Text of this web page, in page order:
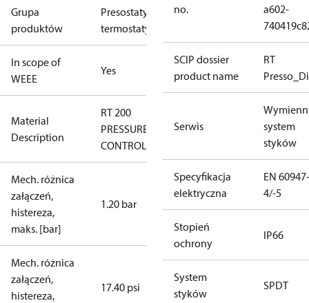
Grupa
produktów
Presostaty i
termostaty
In scope of
WEEE
Yes
Material
Description
RT 200
PRESSURE
CONTROL
Mech. różnica
załączeń,
histereza,
maks. [bar]
1.20 bar
Mech. różnica
załączeń,
histereza,
17.40 psi
no.
a602-
SCIP dossier
product name
RT
Serwis
system
styków
Specyfikacja
elektryczna
EN 60947-
4/-5
Stopień
ochrony
IP66
System
styków
SPDT